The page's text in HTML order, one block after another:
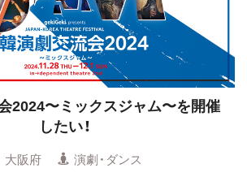
2024〜ミックスジャム〜を開催
したい！
大阪府
演劇・ダンス